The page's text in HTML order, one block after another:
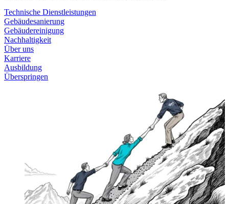
Technische Dienstleistungen
Gebäudesanierung
Gebäudereinigung
Nachhaltigkeit
Über uns
Karriere
Ausbildung
Überspringen